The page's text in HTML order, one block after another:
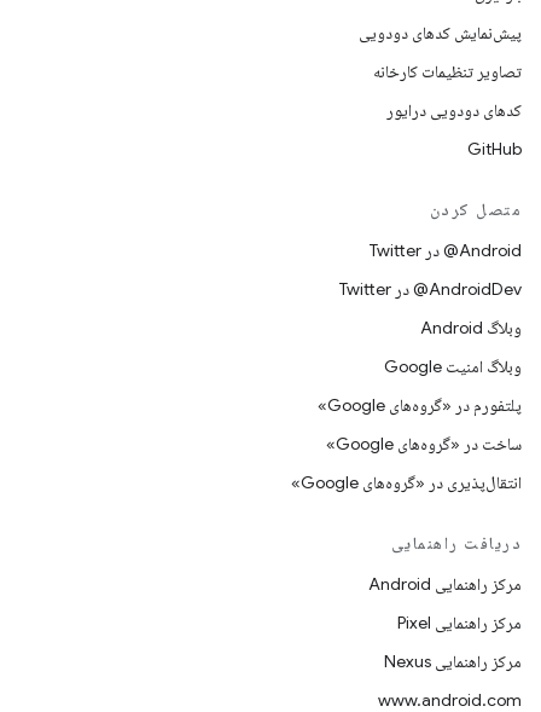
پیش‌نمایش کدهای دودویی
تصاویر تنظیمات کارخانه
کدهای دودویی درایور
GitHub
متصل کردن
Android@ در Twitter
AndroidDev@ در Twitter
وبلاگ Android
وبلاگ امنیت Google
پلتفورم در «گروه‌های Google»
ساخت در «گروه‌های Google»
انتقال‌پذیری در «گروه‌های Google»
دریافت راهنمایی
مرکز راهنمایی Android
مرکز راهنمایی Pixel
مرکز راهنمایی Nexus
www.android.com